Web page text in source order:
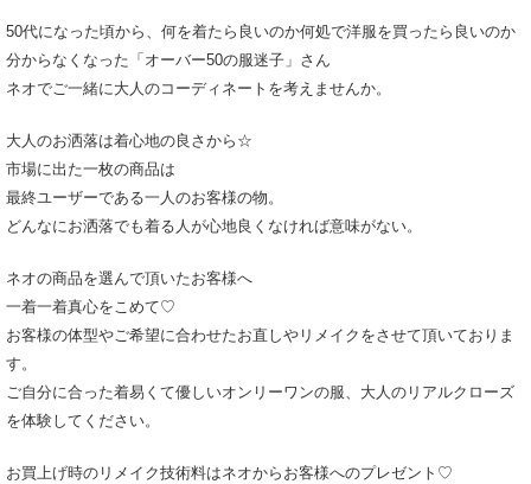
50代になった頃から、何を着たら良いのか何処で洋服を買ったら良いのか
分からなくなった「オーバー50の服迷子」さん
ネオでご一緒に大人のコーディネートを考えませんか。
大人のお洒落は着心地の良さから☆
市場に出た一枚の商品は
最終ユーザーである一人のお客様の物。
どんなにお洒落でも着る人が心地良くなければ意味がない。
ネオの商品を選んで頂いたお客様へ
一着一着真心をこめて♡
お客様の体型やご希望に合わせたお直しやリメイクをさせて頂いておりま
す。
ご自分に合った着易くて優しいオンリーワンの服、大人のリアルクローズ
を体験してください。
お買上げ時のリメイク技術料はネオからお客様へのプレゼント♡